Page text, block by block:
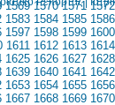
1569 1570 1571 1572
1583 1584 1585 1586
1597 1598 1599 1600
1611 1612 1613 1614
1625 1626 1627 1628
1639 1640 1641 1642
1653 1654 1655 1656
1667 1668 1669 1670